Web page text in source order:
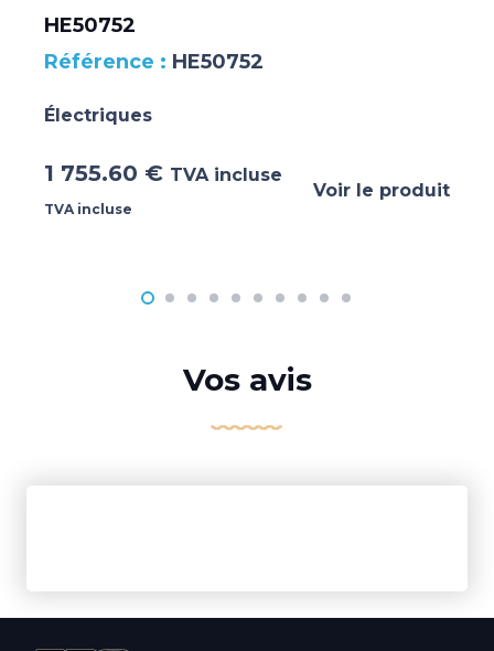
HE50752
HE50752
Électriques
1 755.60 € TVA incluse
TVA incluse
Voir le produit
Vos avis